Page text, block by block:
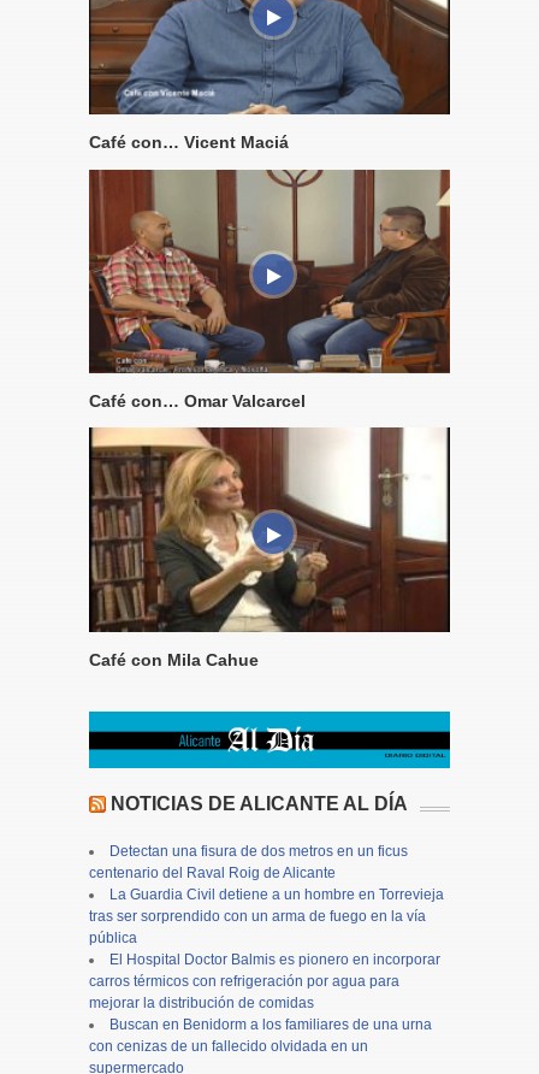
Café con… Vicent Maciá
Café con… Omar Valcarcel
Café con Mila Cahue
NOTICIAS DE ALICANTE AL DÍA
Detectan una fisura de dos metros en un ficus
centenario del Raval Roig de Alicante
La Guardia Civil detiene a un hombre en Torrevieja
tras ser sorprendido con un arma de fuego en la vía
pública
El Hospital Doctor Balmis es pionero en incorporar
carros térmicos con refrigeración por agua para
mejorar la distribución de comidas
Buscan en Benidorm a los familiares de una urna
con cenizas de un fallecido olvidada en un
supermercado